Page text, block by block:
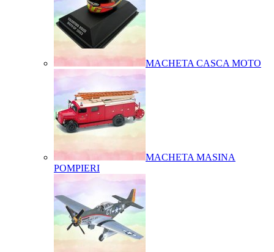
MACHETA CASCA MOTO
MACHETA MASINA
POMPIERI